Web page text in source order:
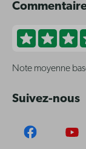
Note moyenne
Suivez-nous